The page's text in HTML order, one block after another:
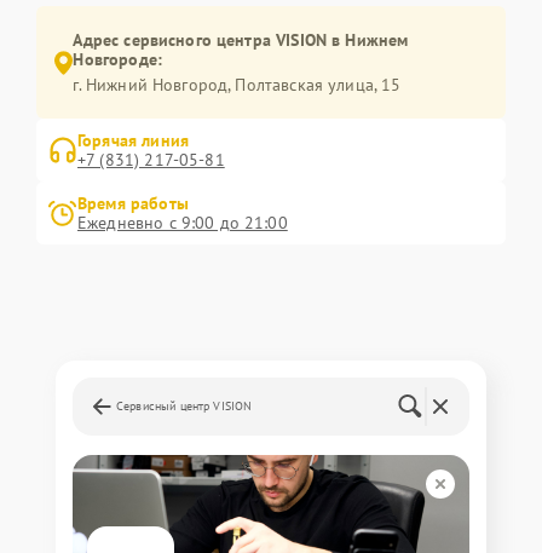
Адрес сервисного центра VISION в Нижнем
Новгороде:
г. Нижний Новгород, Полтавская улица, 15
Горячая линия
+7 (831) 217-05-81
Время работы
Ежедневно с 9:00 до 21:00
Сервисный центр VISION